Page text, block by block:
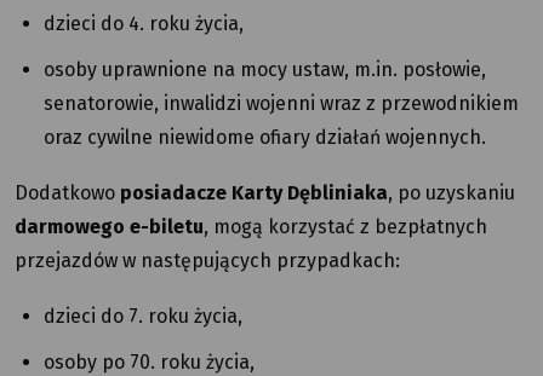
dzieci do 4. roku życia,
osoby uprawnione na mocy ustaw, m.in. posłowie,
senatorowie, inwalidzi wojenni wraz z przewodnikiem
oraz cywilne niewidome ofiary działań wojennych.
Dodatkowo posiadacze Karty Dębliniaka, po uzyskaniu
darmowego e-biletu, mogą korzystać z bezpłatnych
przejazdów w następujących przypadkach:
dzieci do 7. roku życia,
osoby po 70. roku życia,